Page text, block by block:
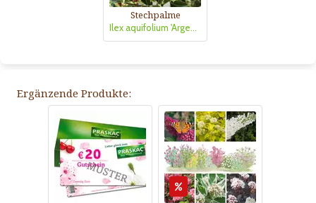
Stechpalme
Ilex aquifolium 'Argentea Marginata'
Ergänzende Produkte: